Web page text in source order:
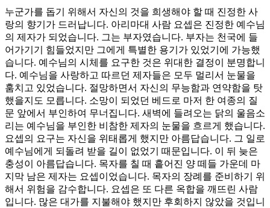
누군가를 돕기 위해서 자신의 것을 희생해야 할 때 진정한 사
랑의 향기가 드러납니다. 아리마대 사람 요셉은 진정한 예수님
의 제자가 되었습니다. 그는 부자였습니다. 부자는 천국에 들
어가기기 힘들었지만 그에게 특별한 용기가 있었기에 가능했
습니다. 예수님의 시체를 요구한 것은 위대한 결정이 분명합니
다. 예수님을 사랑하고 따르던 제자들은 모두 멀리서 눈물을
훔치고 있었습니다. 절망하면서 자신의 무능함과 연약함을 탓
했을지도 모릅니다. 소망이 되었던 베드로 마저 한 여종의 질
문 앞에서 부인하여 무너집니다. 새벽에 들려오는 닭의 울음소
리는 예수님을 부인한 비참한 제자의 눈물을 흐르게 했습니다.
요셉의 요구는 자신을 위태롭게 했지만 아름답습니다. 그 일로
예수님에게 되돌려 받을 길이 없었기 때문입니다. 이 뒤 늦은
충성이 아름답습니다. 목자를 칠 때 흩어진 양 떼들 가운데 마
지막 남은 제자는 요셉이었습니다. 목자의 장례를 준비하기 위
해서 위험을 감수합니다. 요셉은 또 다른 옥합을 깨뜨린 사람
입니다. 많은 대가를 지불해야 했지만 후회하지 않았을 것입니